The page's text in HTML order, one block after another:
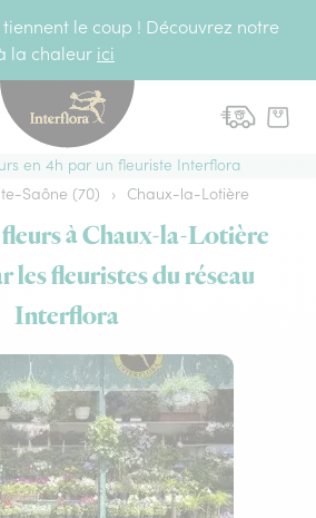
le coup ! Découvrez notre
la chaleur ici
en 4h par un fleuriste Interflora
Saône (70) › Chaux-la-Lotière
à Chaux-la-Lotière
les fleuristes du réseau
Interflora